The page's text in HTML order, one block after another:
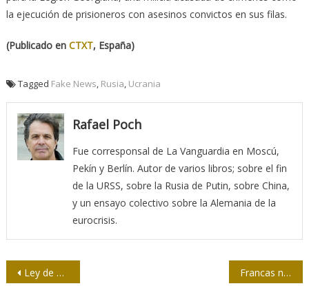
la ejecución de prisioneros con asesinos convictos en sus filas.
(Publicado en CTXT, España)
Tagged Fake News, Rusia, Ucrania
Rafael Poch
Fue corresponsal de La Vanguardia en Moscú,
Pekín y Berlín. Autor de varios libros; sobre el fin
de la URSS, sobre la Rusia de Putin, sobre China,
y un ensayo colectivo sobre la Alemania de la
eurocrisis.
Navegación
Ley de Comunicación Social, una norma de gran trascendencia Francas negaciones